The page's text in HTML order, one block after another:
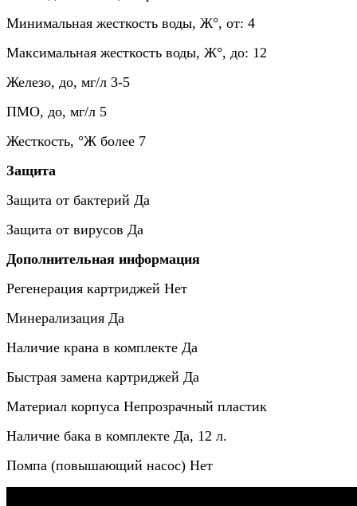
Минимальная жесткость воды, Ж°, от: 4
Максимальная жесткость воды, Ж°, до: 12
Железо, до, мг/л 3-5
ПМО, до, мг/л 5
Жесткость, °Ж более 7
Защита
Защита от бактерий Да
Защита от вирусов Да
Дополнительная информация
Регенерация картриджей Нет
Минерализация Да
Наличие крана в комплекте Да
Быстрая замена картриджей Да
Материал корпуса Непрозрачный пластик
Наличие бака в комплекте Да, 12 л.
Помпа (повышающий насос) Нет